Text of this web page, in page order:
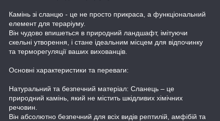
Камінь зі сланцю - це не просто прикраса, а функціональний
елемент для тераріуму.
Він чудово впишеться в природний ландшафт, імітуючи
скельні утворення, і стане ідеальним місцем для відпочинку
та терморегуляції ваших вихованців.
Основні характеристики та переваги:
Натуральний та безпечний матеріал: Сланець – це
природний камінь, який не містить шкідливих хімічних
речовин.
Він абсолютно безпечний для всіх видів рептилій, амфібій та